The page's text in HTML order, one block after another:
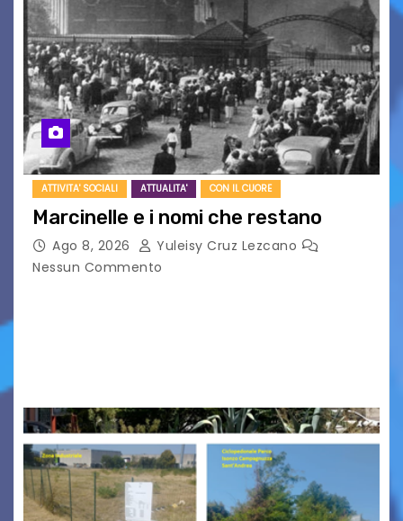
ATTIVITA' SOCIALI ATTUALITA' CON IL CUORE
Marcinelle e i nomi che restano
Ago 8, 2026
Yuleisy Cruz Lezcano
Nessun Commento